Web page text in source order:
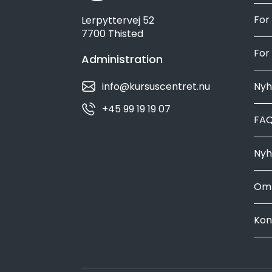
Lerpyttervej 52
7700 Thisted
Administration
info@kursuscentret.nu
+45 99 19 19 07